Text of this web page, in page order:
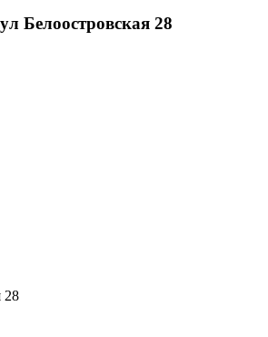
Белоостровская 28
28